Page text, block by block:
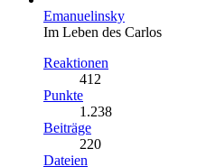
Emanuelinsky
Im Leben des Carlos
Reaktionen
412
Punkte
1.238
Beiträge
220
Dateien